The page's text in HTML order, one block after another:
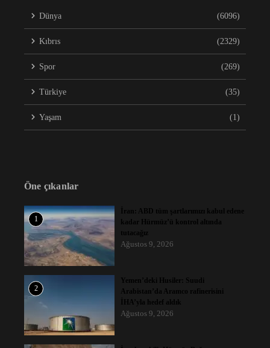
Dünya (6096)
Kıbrıs (2329)
Spor (269)
Türkiye (35)
Yaşam (1)
Öne çıkanlar
1
İran: ABD tüm şartlarımızı kabul edene
kadar Hürmüz’ü kontrol altında
tutacağız
Ağustos 9, 2026
2
Yemen’deki Husiler: Suudi
Arabistan’da Aramco rafinerisini
İHA’yla hedef aldık
Ağustos 9, 2026